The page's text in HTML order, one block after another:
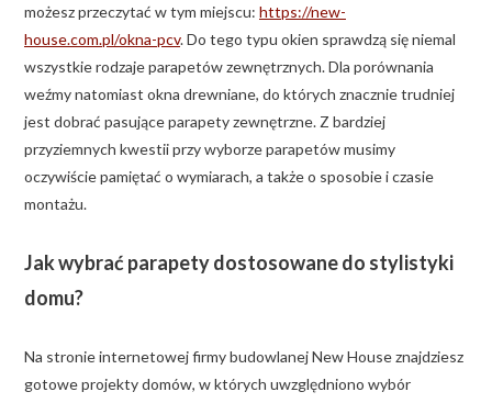
możesz przeczytać w tym miejscu: https://new-
house.com.pl/okna-pcv. Do tego typu okien sprawdzą się niemal
wszystkie rodzaje parapetów zewnętrznych. Dla porównania
weźmy natomiast okna drewniane, do których znacznie trudniej
jest dobrać pasujące parapety zewnętrzne. Z bardziej
przyziemnych kwestii przy wyborze parapetów musimy
oczywiście pamiętać o wymiarach, a także o sposobie i czasie
montażu.
Jak wybrać parapety dostosowane do stylistyki
domu?
Na stronie internetowej firmy budowlanej New House znajdziesz
gotowe projekty domów, w których uwzględniono wybór